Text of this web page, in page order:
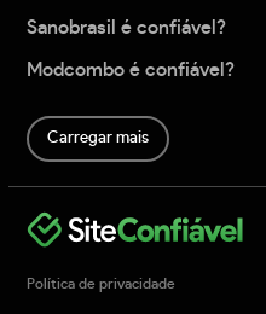
Sanobrasil é confiável?
Modcombo é confiável?
Carregar mais
Política de privacidade